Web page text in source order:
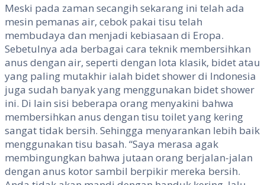
Meski pada zaman secangih sekarang ini telah ada
mesin pemanas air, cebok pakai tisu telah
membudaya dan menjadi kebiasaan di Eropa.
Sebetulnya ada berbagai cara teknik membersihkan
anus dengan air, seperti dengan lota klasik, bidet atau
yang paling mutakhir ialah bidet shower di Indonesia
juga sudah banyak yang menggunakan bidet shower
ini. Di lain sisi beberapa orang menyakini bahwa
membersihkan anus dengan tisu toilet yang kering
sangat tidak bersih. Sehingga menyarankan lebih baik
menggunakan tisu basah. “Saya merasa agak
membingungkan bahwa jutaan orang berjalan-jalan
dengan anus kotor sambil berpikir mereka bersih.